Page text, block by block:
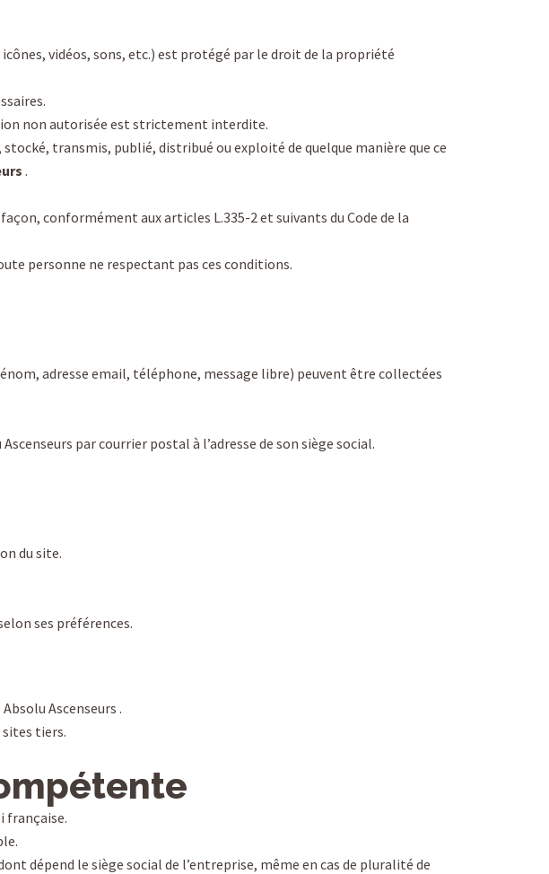
vidéos, sons, etc.) est protégé par le droit de la propriété
non autorisée est strictement interdite.
transmis, publié, distribué ou exploité de quelque manière que ce
.
conformément aux articles L.335-2 et suivants du Code de la
personne ne respectant pas ces conditions.
adresse email, téléphone, message libre) peuvent être collectées
par courrier postal à l’adresse de son siège social.
du site.
ses préférences.
Ascenseurs .
tiers.
française.
dépend le siège social de l’entreprise, même en cas de pluralité de